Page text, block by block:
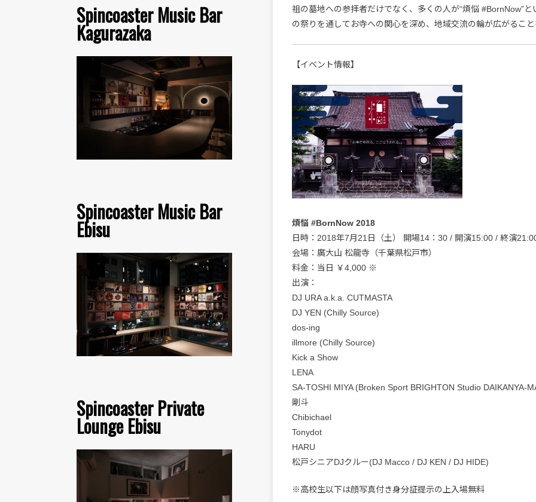
Spincoaster Music Bar
Kagurazaka
Spincoaster Music Bar
Ebisu
Spincoaster Private
Lounge Ebisu
祖の墓地への参拝者だけでなく、多くの人が“煩悩 #BornNow”
の祭りを通してお寺への関心を深め、地域交流の輪が広がるこ
【イベント情報】
煩悩 #BornNow 2018
日時：2018年7月21日（土） 開場14：30 / 開演15:00 / 終演
会場：廣大山 松龍寺（千葉県松戸市）
料金：当日 ￥4,000 ※
出演：
DJ URA a.k.a. CUTMASTA
DJ YEN (Chilly Source)
dos-ing
illmore (Chilly Source)
Kick a Show
LENA
SA-TOSHI MIYA (Broken Sport BRIGHTON Studio DAIKANYA-
剛斗
Chibichael
Tonydot
HARU
松戸シニアDJクルー(DJ Macco / DJ KEN / DJ HIDE)
※高校生以下は顔写真付き身分証提示の上入場無料